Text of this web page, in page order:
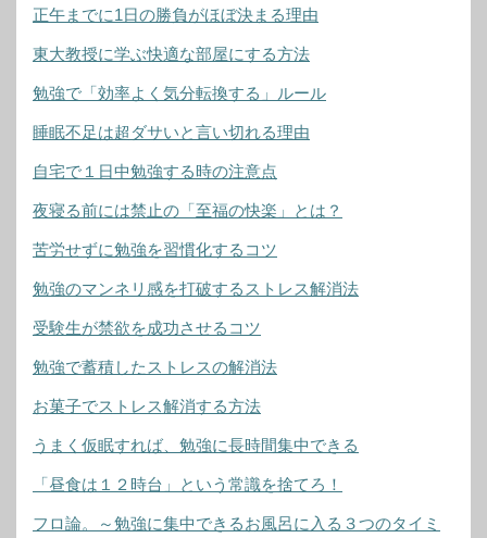
正午までに1日の勝負がほぼ決まる理由
東大教授に学ぶ快適な部屋にする方法
勉強で「効率よく気分転換する」ルール
睡眠不足は超ダサいと言い切れる理由
自宅で１日中勉強する時の注意点
夜寝る前には禁止の「至福の快楽」とは？
苦労せずに勉強を習慣化するコツ
勉強のマンネリ感を打破するストレス解消法
受験生が禁欲を成功させるコツ
勉強で蓄積したストレスの解消法
お菓子でストレス解消する方法
うまく仮眠すれば、勉強に長時間集中できる
「昼食は１２時台」という常識を捨てろ！
フロ論。～勉強に集中できるお風呂に入る３つのタイミ